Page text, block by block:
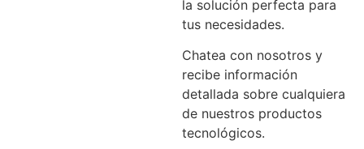
la solución perfecta para
tus necesidades.
Chatea con nosotros y
recibe información
detallada sobre cualquiera
de nuestros productos
tecnológicos.